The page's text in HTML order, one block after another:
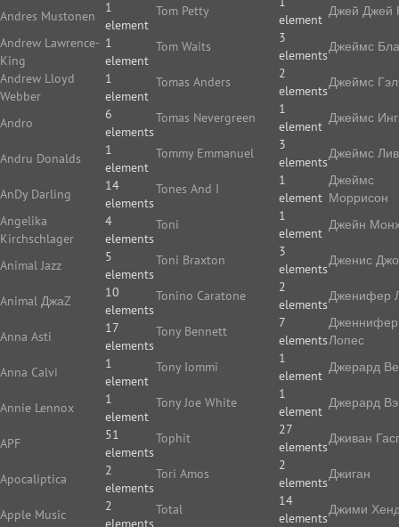
Andres Mustonen
1
element
Andrew Lawrence-
King
1
element
Andrew Lloyd
Webber
1
element
Andro
6
elements
Andru Donalds
1
element
AnDy Darling
14
elements
Angelika
Kirchschlager
4
elements
Animal Jazz
5
elements
Animal ДжаZ
10
elements
Anna Asti
17
elements
Anna Calvi
1
element
Annie Lennox
1
element
APF
51
elements
Apocaliptica
2
elements
Apple Music
2
elements
Tom Petty
element
Tom Waits
3
elements
Tomas Anders
2
elements
Tomas Nevergreen
1
element
Tommy Emmanuel
3
elements
Tones And I
1
element
Toni
1
element
Toni Braxton
3
elements
Tonino Caratone
2
elements
Tony Bennett
7
elements
Tony Iommi
1
element
Tony Joe White
1
element
Tophit
27
elements
Tori Amos
2
elements
Total
14
elements
Джей Джей
Джеймс
Джеймс
Джеймс
Джеймс
Джеймс
Моррисон
Джейн
Дженис
Дженифер
Дженнифер
Лопес
Джерард
Джерард
Дживан
Джиган
Джими